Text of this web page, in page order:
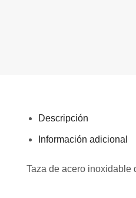
Descripción
Información adicional
Taza de acero inoxidable